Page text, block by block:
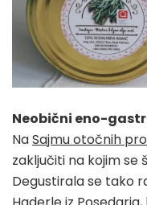
Neobični eno-
NaSajmu otočnih
zaključiti na kojim se
Degustirala se tako